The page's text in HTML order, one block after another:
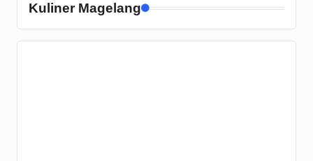
Kuliner Magelang